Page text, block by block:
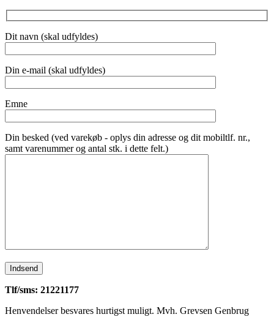
Dit navn (skal udfyldes)
Din e-mail (skal udfyldes)
Emne
Din besked (ved varekøb - oplys din adresse og dit mobiltlf. nr.,
samt varenummer og antal stk. i dette felt.)
Tlf/sms: 21221177
Henvendelser besvares hurtigst muligt. Mvh. Grevsen Genbrug